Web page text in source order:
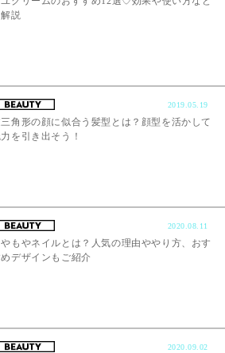
解説
2019.05.19
角形の顔に似合う髪型とは？顔型を活かして
を引き出そう！
2020.08.11
やもやネイルとは？人気の理由ややり方、おす
デザインもご紹介
2020.09.02